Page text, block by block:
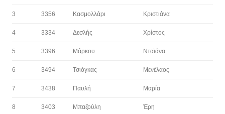
3 3356 Κασμολλάρι Κριστιάνα
4 3334 Δεσλής Χρίστος
5 3396 Μάρκου Νταϊάνα
6 3494 Τσιόγκας Μενέλαος
7 3438 Παυλή Μαρία
8 3403 Μπαζούλη Έρη